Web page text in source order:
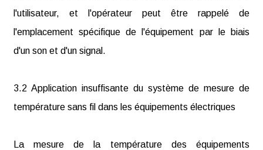
l'utilisateur, et l'opérateur peut être rappelé de
l'emplacement spécifique de l'équipement par le biais
d'un son et d'un signal.
3.2 Application insuffisante du système de mesure de
température sans fil dans les équipements électriques
La mesure de la température des équipements